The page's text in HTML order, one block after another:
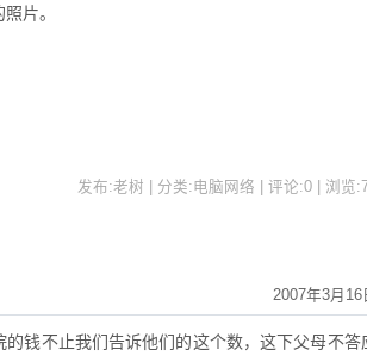
片。
发布:老树 | 分类:电脑网络 | 评论:0 | 浏览:
2007年3月16
钱不止我们告诉他们的这个数，这下父母不答